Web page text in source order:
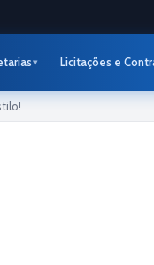
Licitações e